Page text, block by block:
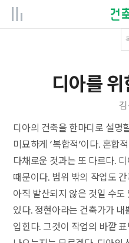
디아를
디아의 건축을 한마디로 설명
미묘하게 ‘복합적’이다. 혼합
다채로운 것과는 또 다르다.
때문이다. 범위 밖의 작업도
아직 발산되지 않은 것일 수도
있다. 정현아라는 건축가가 내
입힌다. 그것이 작업의 바깥